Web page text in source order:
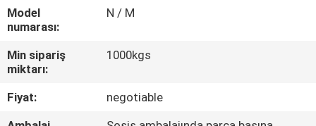
KALITE
KONTROLÜ
BIZE
ULAŞIN
Model
numarası:
N / M
Min sipariş
miktarı:
1000kgs
Fiyat:
negotiable